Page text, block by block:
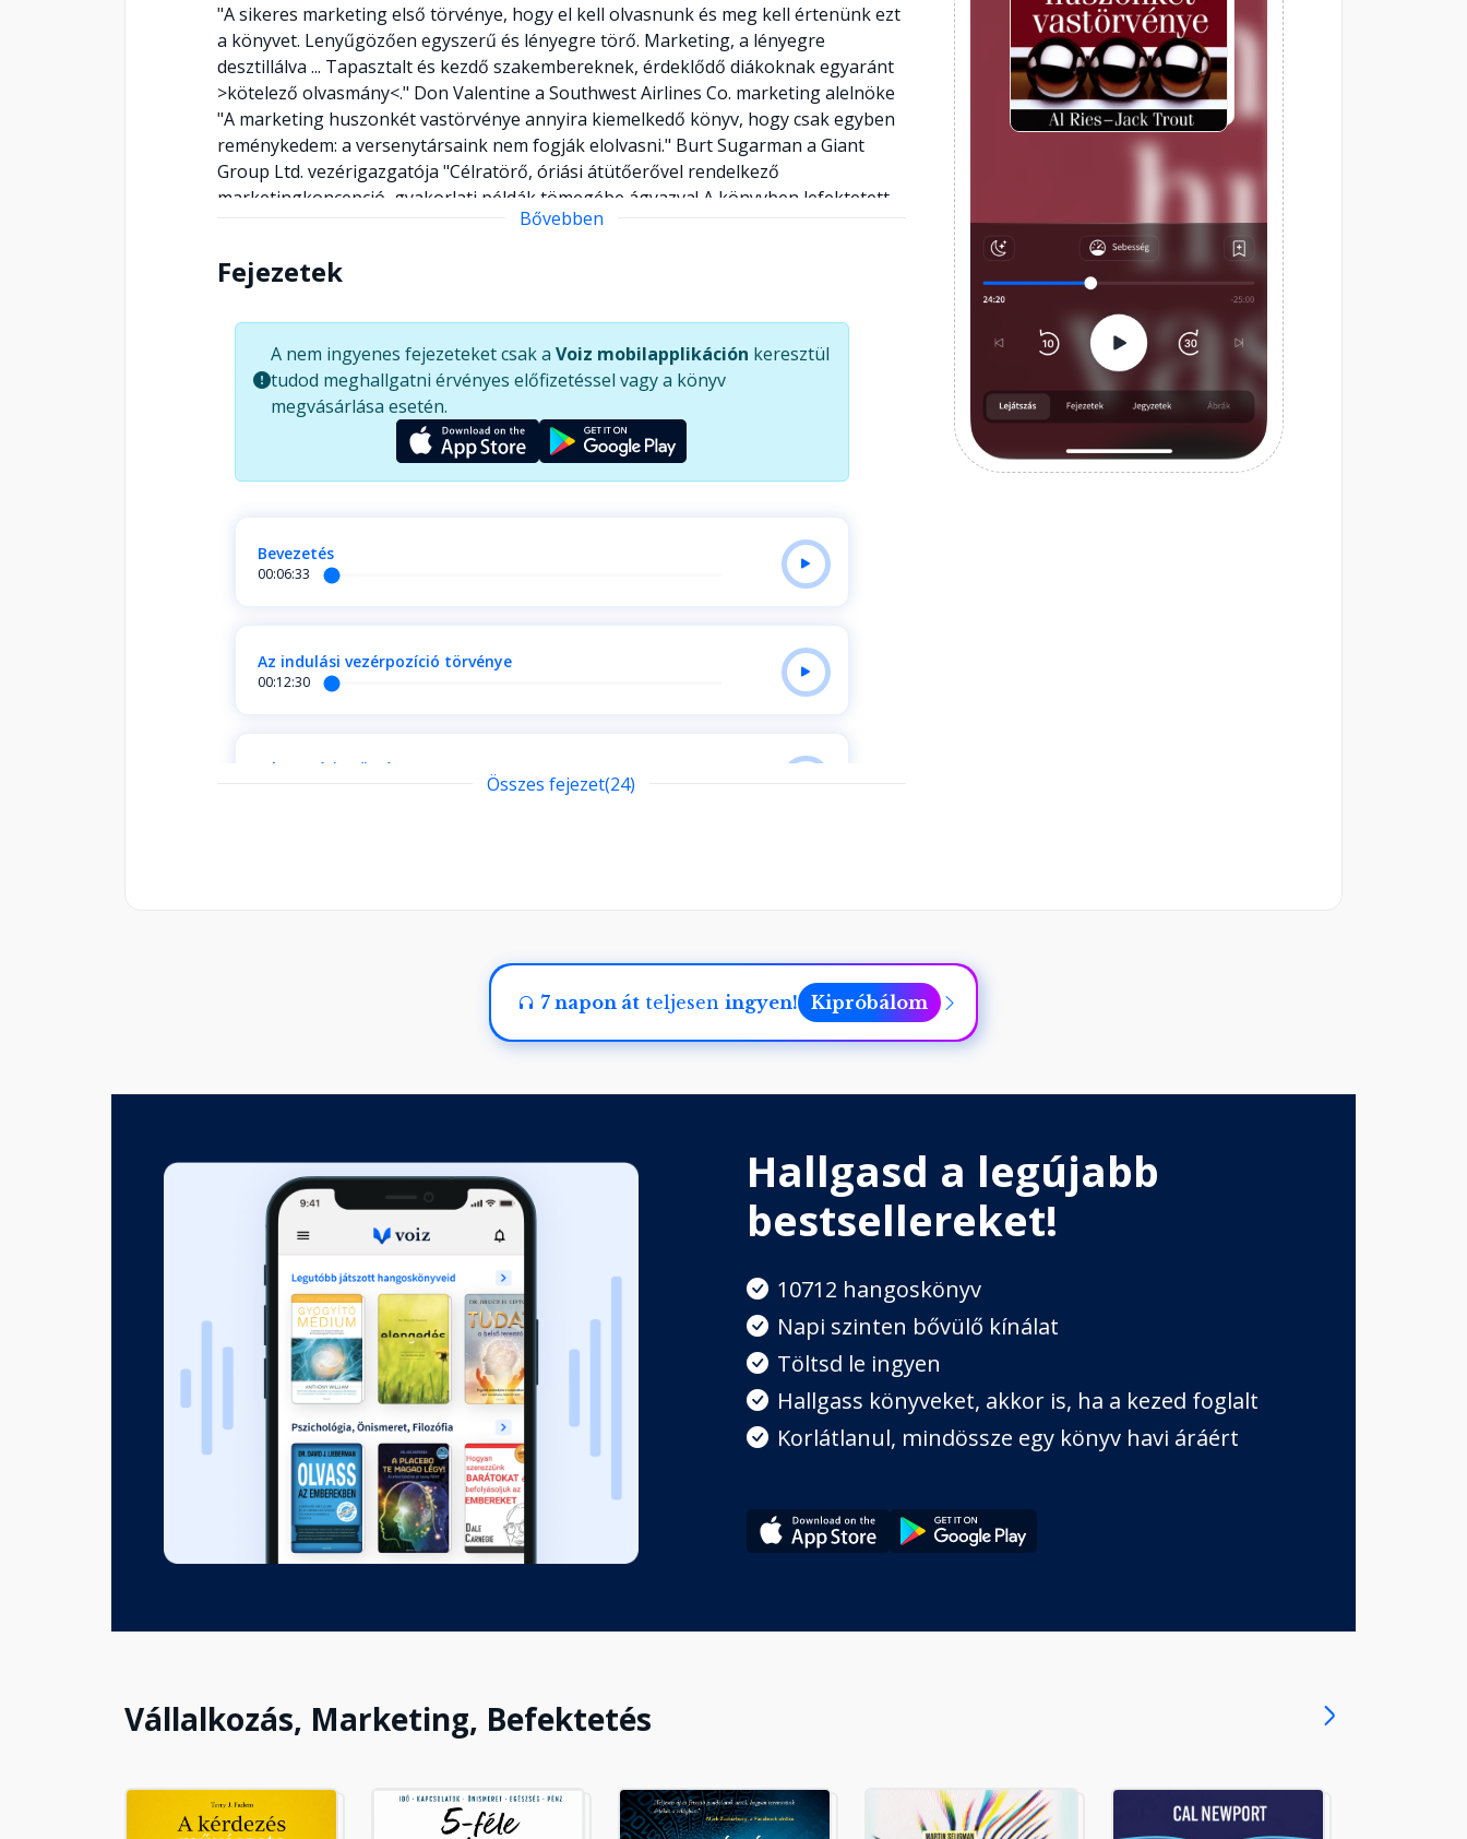
"A sikeres marketing első törvénye, hogy el kell olvasnunk és meg kell értenünk ezt
a könyvet. Lenyűgözően egyszerű és lényegre törő. Marketing, a lényegre
desztillálva ... Tapasztalt és kezdő szakembereknek, érdeklődő diákoknak egyaránt
>kötelező olvasmány<." Don Valentine a Southwest Airlines Co. marketing alelnöke
"A marketing huszonkét vastörvénye annyira kiemelkedő könyv, hogy csak egyben
reménykedem: a versenytársaink nem fogják elolvasni." Burt Sugarman a Giant
Group Ltd. vezérigazgatója "Célratörő, óriási átütőerővel rendelkező
marketingkoncepció, gyakorlati példák tömegébe ágyazva! A könyvben lefektetett
elvek fokozottan érvényesek a mai versenyfeltételek között." Herman Cain a
talán legismertebb marketing szakemberei. New York-i székhelyű cégük, a Trout &
Citicorp, a Digital Equipment, az IBM, a Paramount
Bővebben
Fejezetek
A nem ingyenes fejezeteket csak a Voiz mobilapplikáción keresztül
tudod meghallgatni érvényes előfizetéssel vagy a könyv
megvásárlása esetén.
Bevezetés
00:06:33
Az indulási vezérpozíció törvénye
00:12:30
A kategória törvénye
A fókuszálás törvénye
A kizárólagosság törvénye
Fejezet hossza: 00:06:11
A létra törvénye
Fejezet hossza: 00:10:41
A dualitás törvénye
Fejezet hossza: 00:09:19
Az ellentétek törvénye
Fejezet hossza: 00:10:00
Az osztódás törvénye
A távlat törvénye
Összes fejezet(24)
7 napon át teljesen ingyen! Kipróbálom
Hallgasd a legújabb
bestsellereket!
10712 hangoskönyv
Napi szinten bővülő kínálat
Töltsd le ingyen
Hallgass könyveket, akkor is, ha a kezed foglalt
Korlátlanul, mindössze egy könyv havi áráért
Vállalkozás, Marketing, Befektetés